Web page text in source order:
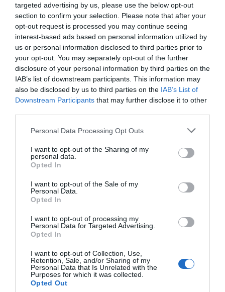
targeted advertising by us, please use the below opt-out
section to confirm your selection. Please note that after your
opt-out request is processed you may continue seeing
interest-based ads based on personal information utilized by
us or personal information disclosed to third parties prior to
your opt-out. You may separately opt-out of the further
disclosure of your personal information by third parties on the
IAB’s list of downstream participants. This information may
also be disclosed by us to third parties on the IAB’s List of
Downstream Participants that may further disclose it to other
Personal Data Processing Opt Outs
I want to opt-out of the Sharing of my
personal data.
Opted In
I want to opt-out of the Sale of my
Personal Data.
Opted In
I want to opt-out of processing my
Personal Data for Targeted Advertising.
Opted In
I want to opt-out of Collection, Use,
Retention, Sale, and/or Sharing of my
Personal Data that Is Unrelated with the
Purposes for which it was collected.
Opted Out
Dicha acción se centrará enla prevención de la falta
de adherencia en pacientes con ansiedad o depresión
en los que se identifica que pueden ser susceptibles de
«abandono» del tratamiento por diversas causas. De
hecho, según el CGCOF, los farmacéuticos comunitarios
tienen un papel esencial en la prevención de la
adherencia terapéutica de estos pacientes, objetivo
principal de la próxima acción del programa HazFarma.
Añadir El Farmacéuticocomo fuente preferida
Mantente informado con las últimas noticias de actualidad.
ACTIVAR AHORA
salud mental Farmacia comunitaria
Consejo General de Colegios Farmacéuticos